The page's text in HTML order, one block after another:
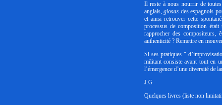
Il reste à nous nourrir de
anglais, glosas des espagnols
et ainsi retrouver cette
processus de composition
rapprocher des
authenticité ? Remettre en
Si ses pratiques "
militant consiste avant tout en
l’émergence d’une diversité de
J.G
Quelques livres (liste non